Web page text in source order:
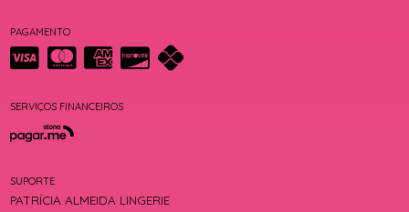
PAGAMENTO
SERVIÇOS FINANCEIROS
SUPORTE
PATRÍCIA ALMEIDA LINGERIE